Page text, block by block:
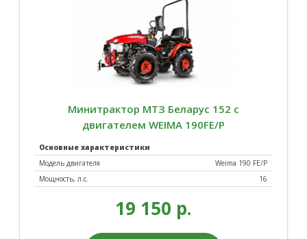
Минитрактор МТЗ Беларус 152 с
двигателем WEIMA 190FE/P
Основные характеристики
Модель двигателя
Weima 190 FE/P
Мощность, л.с.
16
19 150 р.